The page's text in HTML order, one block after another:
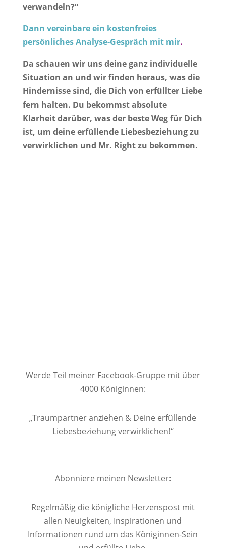
verwandeln?“
Dann vereinbare ein kostenfreies
persönliches Analyse-Gespräch mit mir.
Da schauen wir uns deine ganz individuelle
Situation an und wir finden heraus, was die
Hindernisse sind, die Dich von erfüllter Liebe
fern halten. Du bekommst absolute
Klarheit darüber, was der beste Weg für Dich
ist, um deine erfüllende Liebesbeziehung zu
verwirklichen und Mr. Right zu bekommen.
Werde Teil meiner Facebook-Gruppe mit über
4000 Königinnen:
„Traumpartner anziehen & Deine erfüllende
Liebesbeziehung verwirklichen!“
Abonniere meinen Newsletter:
Regelmäßig die königliche Herzenspost mit
allen Neuigkeiten, Inspirationen und
Informationen rund um das Königinnen-Sein